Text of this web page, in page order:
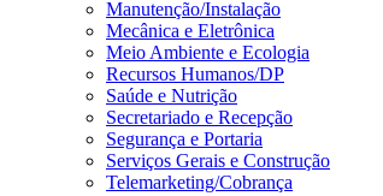
Manutenção/Instalação
Mecânica e Eletrônica
Meio Ambiente e Ecologia
Recursos Humanos/DP
Saúde e Nutrição
Secretariado e Recepção
Segurança e Portaria
Serviços Gerais e Construção
Telemarketing/Cobrança